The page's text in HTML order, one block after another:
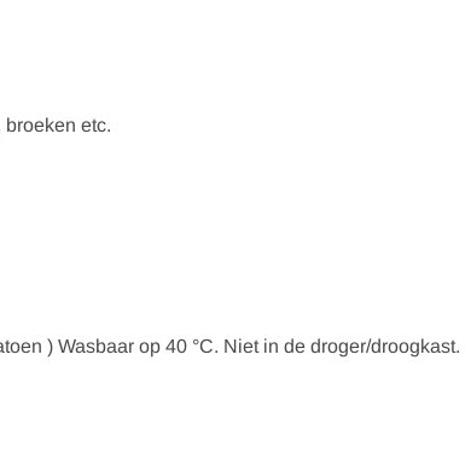
etc.
) Wasbaar op 40 °C. Niet in de droger/droogkast.